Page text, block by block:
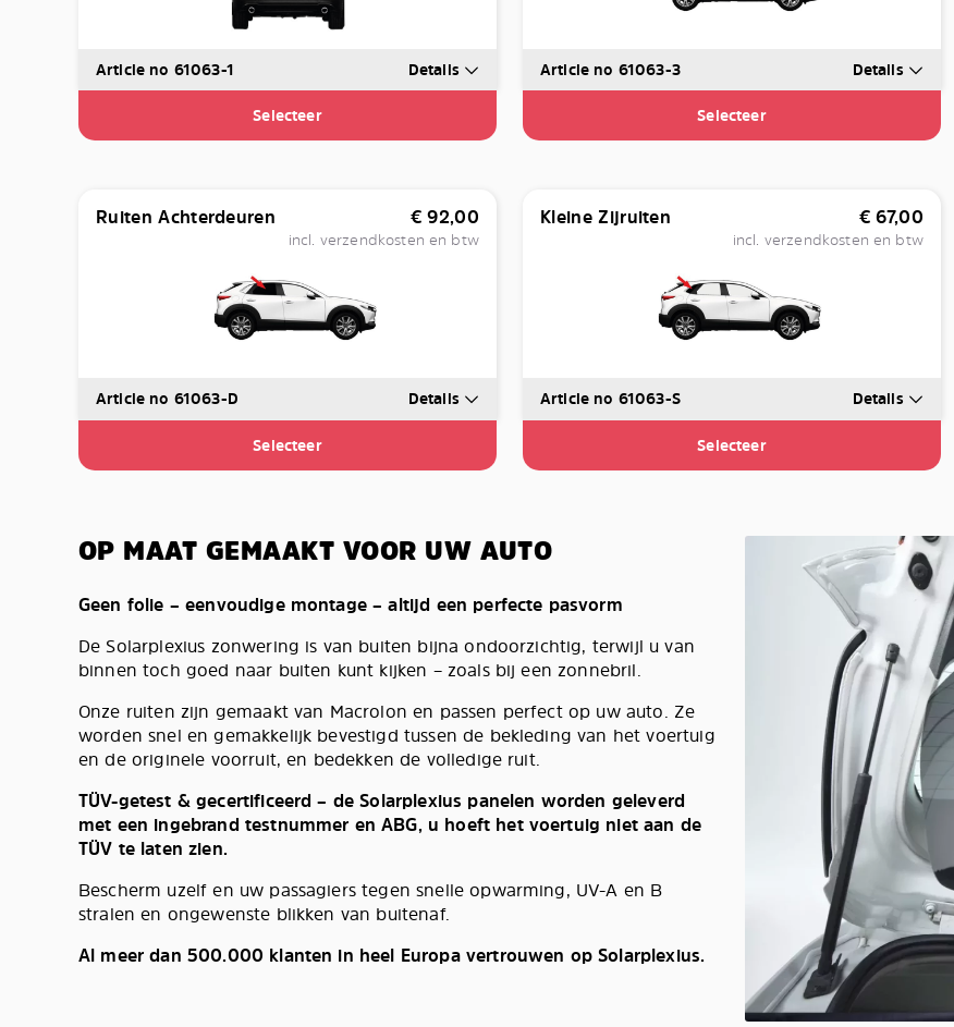
Article no 61063-1 Details
Selecteer
Article no 61063-3 Details
Selecteer
Ruiten Achterdeuren € 92,00
incl. verzendkosten en btw
Article no 61063-D Details
Selecteer
Kleine Zijruiten € 67,00
incl. verzendkosten en btw
Article no 61063-S Details
Selecteer
OP MAAT GEMAAKT VOOR UW AUTO
Geen folie – eenvoudige montage – altijd een perfecte pasvorm
De Solarplexius zonwering is van buiten bijna ondoorzichtig, terwijl u van
binnen toch goed naar buiten kunt kijken – zoals bij een zonnebril.
Onze ruiten zijn gemaakt van Macrolon en passen perfect op uw auto. Ze
worden snel en gemakkelijk bevestigd tussen de bekleding van het voertuig
en de originele voorruit, en bedekken de volledige ruit.
TÜV-getest & gecertificeerd – de Solarplexius panelen worden geleverd
met een ingebrand testnummer en ABG, u hoeft het voertuig niet aan de
TÜV te laten zien.
Bescherm uzelf en uw passagiers tegen snelle opwarming, UV-A en B
stralen en ongewenste blikken van buitenaf.
Al meer dan 500.000 klanten in heel Europa vertrouwen op Solarplexius.